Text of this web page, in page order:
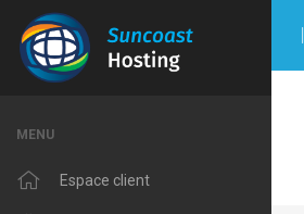
MENU
Espace client